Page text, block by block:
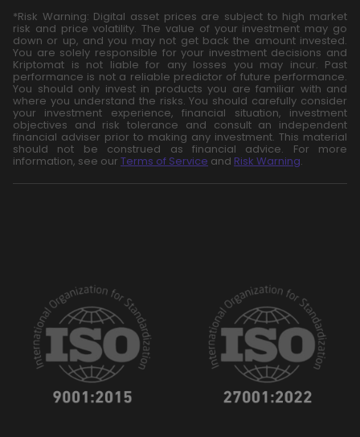
*Risk Warning: Digital asset prices are subject to high market
risk and price volatility. The value of your investment may go
down or up, and you may not get back the amount invested.
You are solely responsible for your investment decisions and
Kriptomat is not liable for any losses you may incur. Past
performance is not a reliable predictor of future performance.
You should only invest in products you are familiar with and
where you understand the risks. You should carefully consider
your investment experience, financial situation, investment
objectives and risk tolerance and consult an independent
financial adviser prior to making any investment. This material
should not be construed as financial advice. For more
information, see our Terms of Service and Risk Warning.